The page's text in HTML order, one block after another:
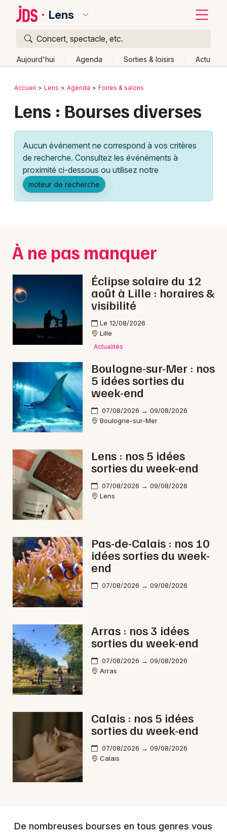
Lens
Concert, spectacle, etc.
Aujourd'hui Agenda Sorties & loisirs Actu
Publier un événement
Grands événements
Activité & Expérience
Manifestations
Spectacles
Concerts
Sports
Soirées
Sorties famille
Expos
Sorties & loisirs
Bourses dans le Pas-de-Calais
Bourses dans les Hauts-de-France
Artistes en tournée
Actus à Lens
Magazine à Lens
62 - Pas-de-Calais
Choisir mes départements
Mon email
Bordeaux
Lille
Lyon
Marseille
Nantes
Nice
Paris
Strasbourg
Toulouse
Retour
Accueil Lens Agenda Foires & salons
Lens : Bourses diverses
Aucun événement ne correspond à vos critères
de recherche. Consultez les événéments à
proximité ci-dessous ou utilisez notre
moteur de recherche
À ne pas manquer
Éclipse solaire du 12
août à Lille : horaires &
visibilité
Le 12/08/2026
Lille
Actualités
Boulogne-sur-Mer : nos
5 idées sorties du
week-end
07/08/2026 → 09/08/2026
Boulogne-sur-Mer
Lens : nos 5 idées
sorties du week-end
07/08/2026 → 09/08/2026
Lens
Pas-de-Calais : nos 10
idées sorties du week-
end
07/08/2026 → 09/08/2026
Arras : nos 3 idées
sorties du week-end
07/08/2026 → 09/08/2026
Arras
Calais : nos 5 idées
sorties du week-end
07/08/2026 → 09/08/2026
Calais
De nombreuses bourses en tous genres vous
Quoi ?
Où ?
Nord-Pas-de-Calais
Partout
Près de moi
Quand ?
Effacer les dates